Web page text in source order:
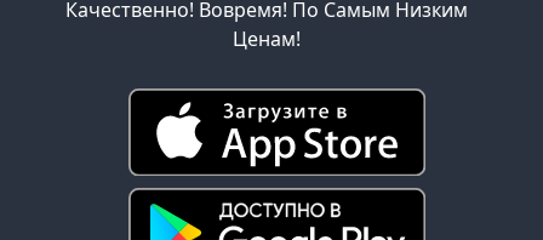
Качественно! Вовремя! По Самым Низким
Ценам!